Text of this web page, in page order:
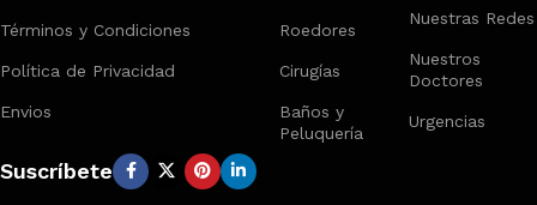
Términos y Condiciones
Política de Privacidad
Envios
Roedores
Cirugías
Baños y
Peluquería
Nuestras Redes
Nuestros
Doctores
Urgencias
Suscríbete